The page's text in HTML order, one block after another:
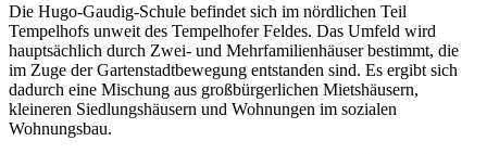
Die Hugo-Gaudig-Schule befindet sich im nördlichen Teil
Tempelhofs unweit des Tempelhofer Feldes. Das Umfeld wird
hauptsächlich durch Zwei- und Mehrfamilienhäuser bestimmt, die
im Zuge der Gartenstadtbewegung entstanden sind. Es ergibt sich
dadurch eine Mischung aus großbürgerlichen Mietshäusern,
kleineren Siedlungshäusern und Wohnungen im sozialen
Wohnungsbau.